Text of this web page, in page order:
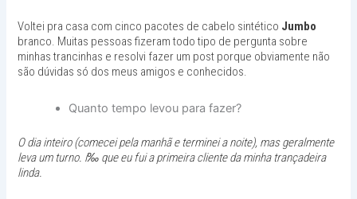
Voltei pra casa com cinco pacotes de cabelo sintético Jumbo
branco. Muitas pessoas fizeram todo tipo de pergunta sobre
minhas trancinhas e resolvi fazer um post porque obviamente não
são dúvidas só dos meus amigos e conhecidos.
Quanto tempo levou para fazer?
O dia inteiro (comecei pela manhã e terminei a noite), mas geralmente
leva um turno. í‰ que eu fui a primeira cliente da minha trançadeira
linda.